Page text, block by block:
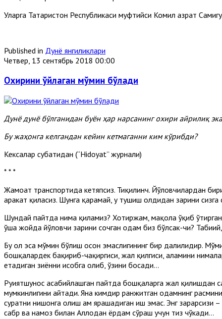
Уларга Татаристон Республикаси муфтийси Комил ҳазрат
Published in Дунё янгиликлари
Четвер, 13 сентябрь 2018 00:00
Охирини ўйлаган мўмин бўлади
Дунё дунё бўлганидан буён ҳар нарсанинг охири айрилиқ
Бу жаҳонга келгандан кейин кетмаганни ким кўрибди?
Кексалар суҳбатидан (“Hidoyat” журнали)
* * *
Жамоат транспортида кетяпсиз. Тиқилинч. Йўловчилардан
ҳаракат қиласиз. Шунга қарамай, у тушиш олдидан заҳрини
Шундай пайтда нима қиламиз? Хотиржам, мақола ўқиб
ўша жойда йўловчи заҳрини сочган одам биз бўлсак-чи?
Бу ҳол эса мўмин бўлиш осон эмаслигининг бир далилидир.
бошқалардек бақириб-чақиргиси, жаҳл қилгиси, аламини
етадиган зиённи ҳисобга олиб, ўзини босади...
Руҳиятшунос асабийлашган пайтда бошқаларга жаҳл
мумкинлигини айтади. Яна кимдир ранжитган одамнинг
суратни нишонга олиш ҳам ярашадиган иш эмас. Энг зарарсизи
сабр ва намоз билан Аллоҳдан ёрдам сўраш учун тиз чўкади...